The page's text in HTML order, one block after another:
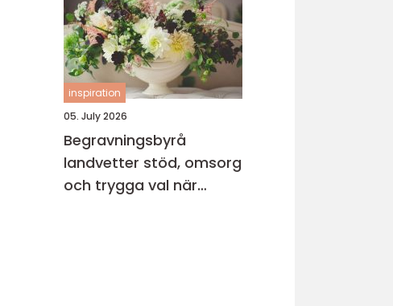
inspiration
05. July 2026
Begravningsbyrå
landvetter stöd, omsorg
och trygga val när